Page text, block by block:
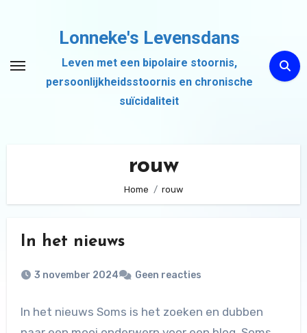
inhoud
Lonneke's Levensdans
Leven met een bipolaire stoornis,
persoonlijkheidsstoornis en chronische
suïcidaliteit
rouw
Home rouw
In het nieuws
3 november 2024 Geen reacties
In het nieuws Soms is het zoeken en dubben